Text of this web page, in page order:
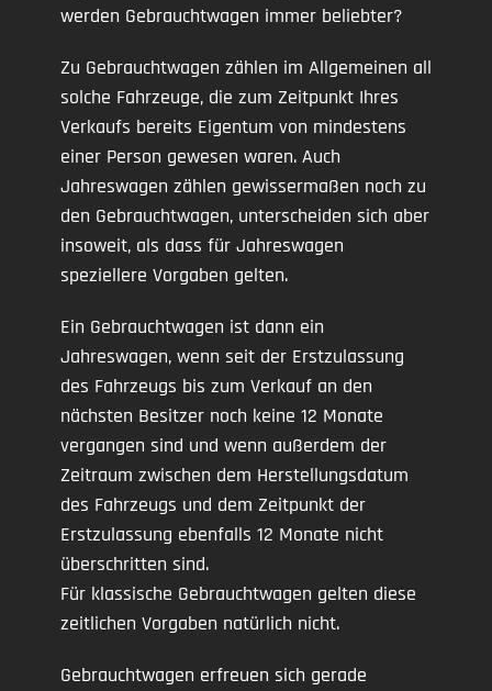
werden Gebrauchtwagen immer beliebter?
Zu Gebrauchtwagen zählen im Allgemeinen all
solche Fahrzeuge, die zum Zeitpunkt Ihres
Verkaufs bereits Eigentum von mindestens
einer Person gewesen waren. Auch
Jahreswagen zählen gewissermaßen noch zu
den Gebrauchtwagen, unterscheiden sich aber
insoweit, als dass für Jahreswagen
speziellere Vorgaben gelten.
Ein Gebrauchtwagen ist dann ein
Jahreswagen, wenn seit der Erstzulassung
des Fahrzeugs bis zum Verkauf an den
nächsten Besitzer noch keine 12 Monate
vergangen sind und wenn außerdem der
Zeitraum zwischen dem Herstellungsdatum
des Fahrzeugs und dem Zeitpunkt der
Erstzulassung ebenfalls 12 Monate nicht
überschritten sind.
Für klassische Gebrauchtwagen gelten diese
zeitlichen Vorgaben natürlich nicht.
Gebrauchtwagen erfreuen sich gerade